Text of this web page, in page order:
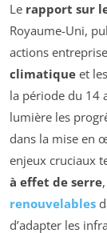
Le rapport sur
Royaume-Uni,
actions
climatique et
la période du 14
lumière les
dans la mise en
enjeux cruciaux
à effet de serre
renouvelables
d’adapter les